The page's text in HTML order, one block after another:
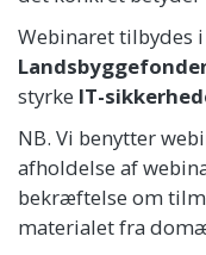
Webinaret tilbydes
styrke IT-
NB. Vi benytter
afholdelse af
bekræftelse om
materialet fra